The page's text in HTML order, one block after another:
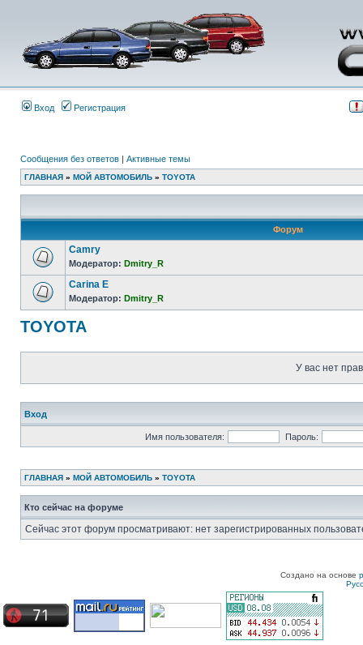
Вход Регистрация
Сообщения без ответов | Активные темы
ГЛАВНАЯ » МОЙ АВТОМОБИЛЬ » TOYOTA
Форум
Camry
Модератор: Dmitry_R
Carina E
Модератор: Dmitry_R
TOYOTA
У вас нет
Вход
Имя пользователя: Пароль:
ГЛАВНАЯ » МОЙ АВТОМОБИЛЬ » TOYOTA
Кто сейчас на форуме
Сейчас этот форум просматривают: нет зарегистрированных
Создано на основе